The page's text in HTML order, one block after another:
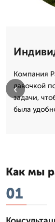
Компания
лавочкой
задачи,
была
‹
Как мы
01